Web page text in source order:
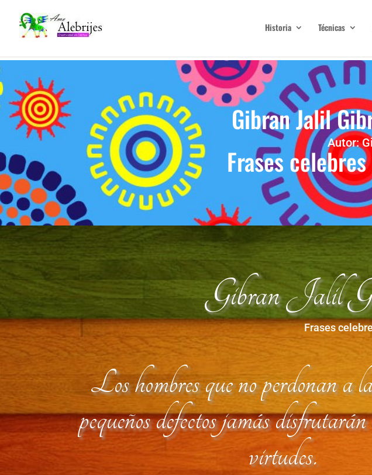
Historia Técnicas
Gibran Jalil
Autor:
Frases
Gibran Jalil
Frases
Los hombres que no perdonan a
pequeños defectos jamás
virtudes.